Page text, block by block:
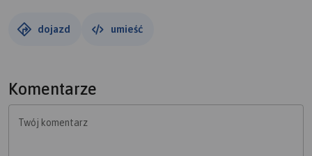
dojazd umieść
Komentarze
Twój komentarz